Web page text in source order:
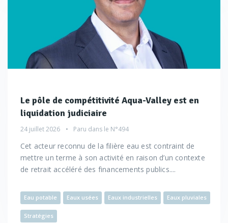
Le pôle de compétitivité Aqua-Valley est en
liquidation judiciaire
24 juillet 2026 Paru dans le N°494
Cet acteur reconnu de la filière eau est contraint de
mettre un terme à son activité en raison d’un contexte
de retrait accéléré des financements publics....
Eau potable Eaux usées Eaux industrielles Eaux pluviales
Stratégies